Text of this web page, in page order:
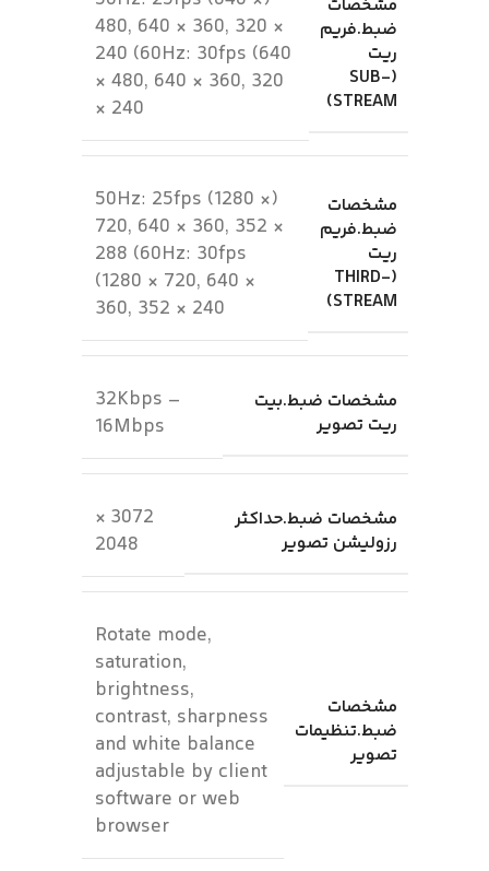
مشخصات
ضبط.فریم
ریت
(SUB-
STREAM)
480, 640 × 360, 320 ×
240 (60Hz: 30fps (640
× 480, 640 × 360, 320
× 240
مشخصات
ضبط.فریم
ریت
(THIRD-
STREAM)
(50Hz: 25fps (1280 ×
720, 640 × 360, 352 ×
288 (60Hz: 30fps
(1280 × 720, 640 ×
360, 352 × 240
مشخصات ضبط.بیت
ریت تصویر
32Kbps –
16Mbps
مشخصات ضبط.حداکثر
رزولیشن تصویر
3072 ×
2048
مشخصات
ضبط.تنظیمات
تصویر
Rotate mode,
saturation,
brightness,
contrast, sharpness
and white balance
adjustable by client
software or web
browser